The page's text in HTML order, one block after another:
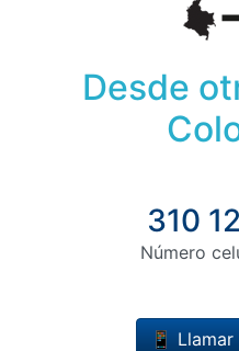
Desde
310
Número
📱